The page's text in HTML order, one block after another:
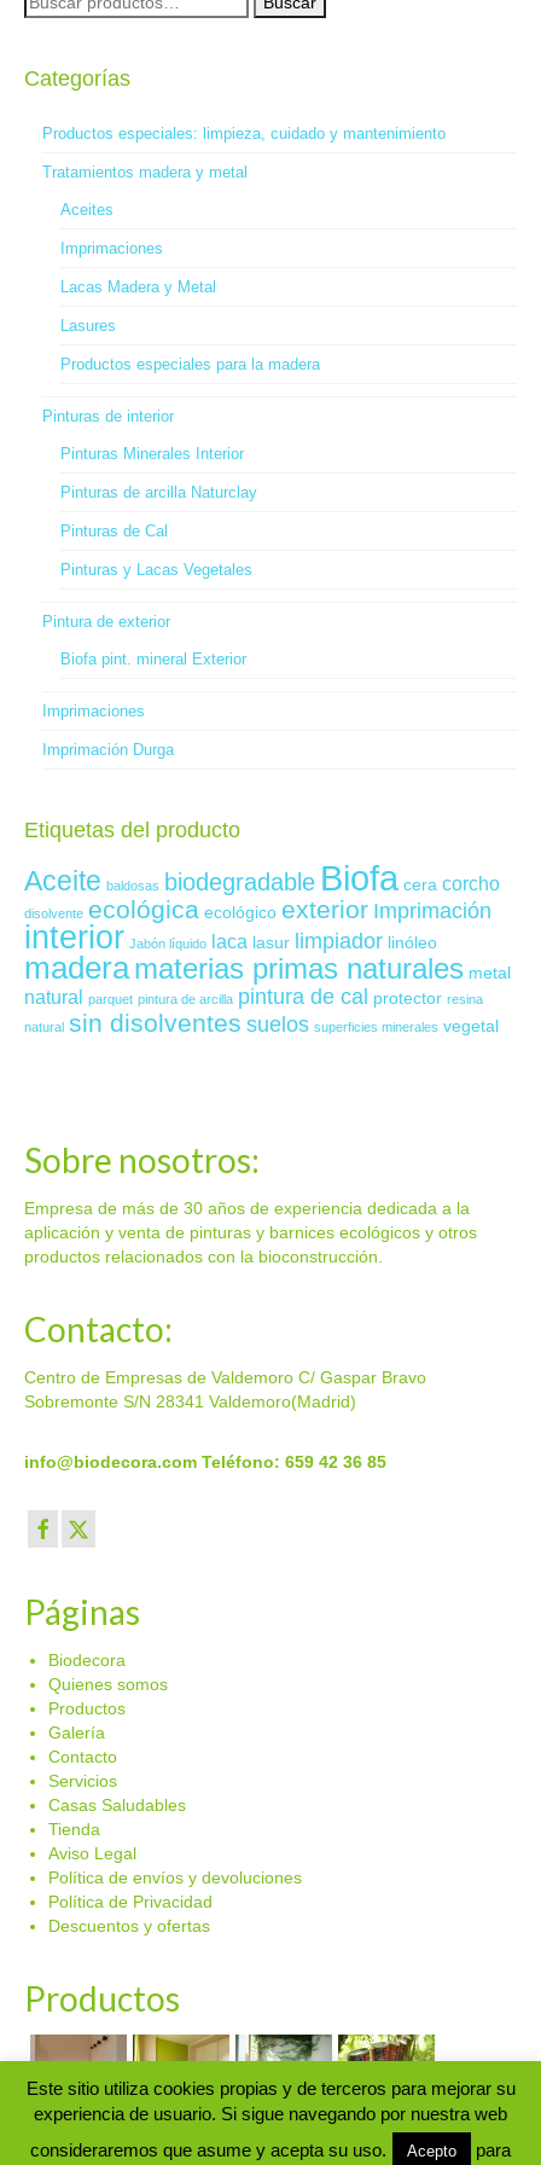
tiene
se
por:
Categorías
Productos especiales: limpieza, cuidado y mantenimiento
Tratamientos madera y metal
Aceites
Imprimaciones
Lacas Madera y Metal
Lasures
Productos especiales para la madera
Pinturas de interior
Pinturas Minerales Interior
Pinturas de arcilla Naturclay
Pinturas de Cal
Pinturas y Lacas Vegetales
Pintura de exterior
Biofa pint. mineral Exterior
Imprimaciones
Imprimación Durga
Etiquetas del producto
Aceite baldosas biodegradable Biofa cera corcho
disolvente ecológica ecológico exterior Imprimación
interior Jabón líquido laca lasur limpiador linóleo
maderamaterias primas naturales metal
natural parquet pintura de arcilla pintura de cal protector resina
natural sin disolventes suelos superficies minerales vegetal
Sobre nosotros:
Empresa de más de 30 años de experiencia dedicada a la
aplicación y venta de pinturas y barnices ecológicos y otros
productos relacionados con la bioconstrucción.
Contacto:
Centro de Empresas de Valdemoro C/ Gaspar Bravo
Sobremonte S/N 28341 Valdemoro(Madrid)
info@biodecora.com Teléfono: 659 42 36 85
Páginas
Biodecora
Quienes somos
Productos
Galería
Contacto
Servicios
Casas Saludables
Tienda
Aviso Legal
Política de envíos y devoluciones
Política de Privacidad
Descuentos y ofertas
Productos
© Biodecora 2024. Aplicación y venta de pinturas y productos
Este sitio utiliza cookies propias y de terceros para mejorar su
experiencia de usuario. Si sigue navegando por nuestra web
consideraremos que asume y acepta su uso.
Acepto para